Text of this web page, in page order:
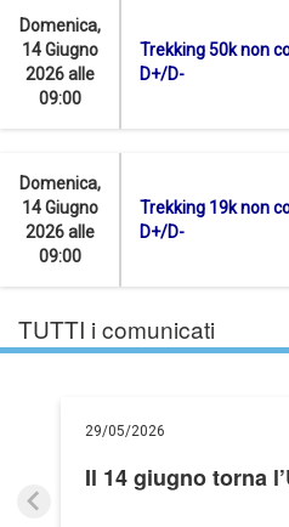
Domenica,
14 Giugno
2026 alle
09:00
Trekking 50k non
D+/D-
Domenica,
14 Giugno
2026 alle
09:00
Trekking 19k non
D+/D-
TUTTI i comunicati
29/05/2026
Il 14 giugno torna